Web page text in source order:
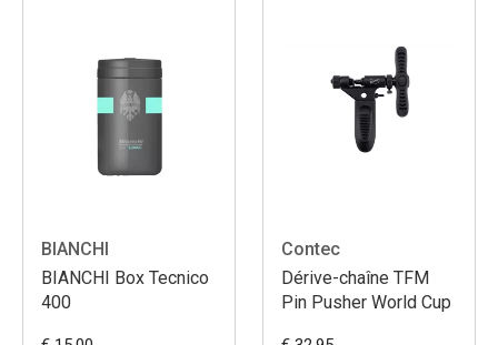
BIANCHI
BIANCHI Box Tecnico
400
Contec
Dérive-chaîne TFM
Pin Pusher World Cup